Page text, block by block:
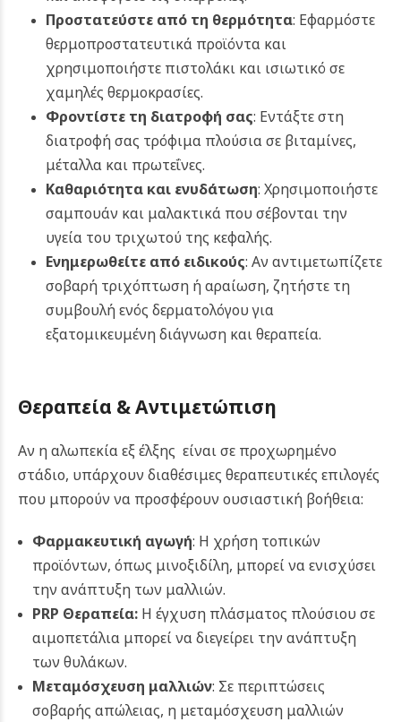
Προστατεύστε από τη θερμότητα: Εφαρμόστε
θερμοπροστατευτικά προϊόντα και
χρησιμοποιήστε πιστολάκι και ισιωτικό σε
χαμηλές θερμοκρασίες.
Φροντίστε τη διατροφή σας: Εντάξτε στη
διατροφή σας τρόφιμα πλούσια σε βιταμίνες,
μέταλλα και πρωτεΐνες.
Καθαριότητα και ενυδάτωση: Χρησιμοποιήστε
σαμπουάν και μαλακτικά που σέβονται την
υγεία του τριχωτού της κεφαλής.
Ενημερωθείτε από ειδικούς: Αν αντιμετωπίζετε
σοβαρή τριχόπτωση ή αραίωση, ζητήστε τη
συμβουλή ενός δερματολόγου για
εξατομικευμένη διάγνωση και θεραπεία.
Θεραπεία & Αντιμετώπιση
Αν η αλωπεκία εξ έλξης είναι σε προχωρημένο
στάδιο, υπάρχουν διαθέσιμες θεραπευτικές επιλογές
που μπορούν να προσφέρουν ουσιαστική βοήθεια:
Φαρμακευτική αγωγή: Η χρήση τοπικών
προϊόντων, όπως μινοξιδίλη, μπορεί να ενισχύσει
την ανάπτυξη των μαλλιών.
PRP Θεραπεία:Η έγχυση πλάσματος πλούσιου σε
αιμοπετάλια μπορεί να διεγείρει την ανάπτυξη
των θυλάκων.
Μεταμόσχευση μαλλιών: Σε περιπτώσεις
σοβαρής απώλειας, η μεταμόσχευση μαλλιών